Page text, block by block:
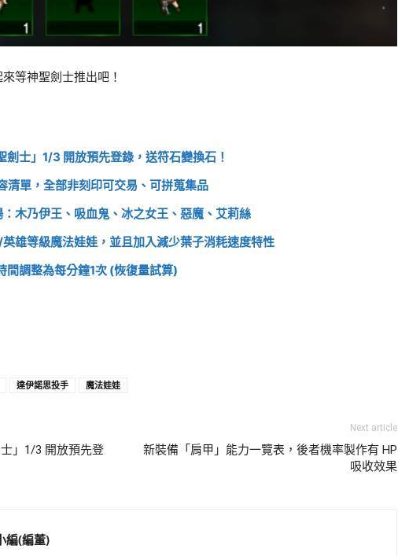
等神聖劍士推出吧！
劍士」1/3 開放預先登錄，送符石變換石！
清單，全部非刻印可交易、可拼蒐集品
木乃伊王、吸血鬼、冰之女王、惡魔、艾莉絲
雄等級魔法娃娃，並且加入減少葉子消耗速度特性
間調整為每分鐘1次 (恢復量試算)
達伊諾思投手 魔法娃娃
」1/3 開放預先登
Next article
新裝備「肩甲」能力一覽表，後者機率製作有 HP
吸收效果
編(編董)